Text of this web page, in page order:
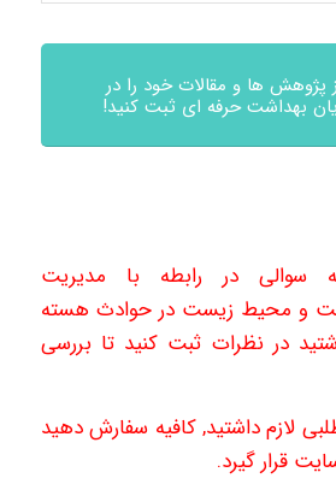
پژوهش ها و مقالات خود را در
بهداشت حرفه ای ثبت کنید!
سوالی در رابطه با مدیریت
و محیط زیست در حوادث هسته
در نظرات ثبت کنید تا بررسی
لازم داشتید, کافیه سفارش دهید
قرار گیرد.